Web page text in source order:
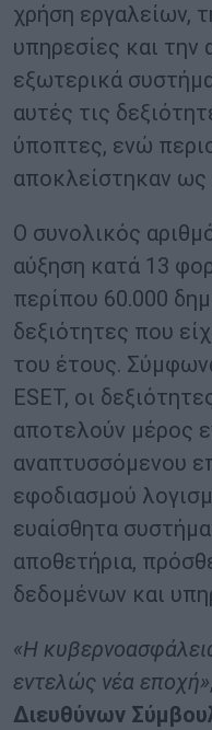
χρήση εργαλείων,
υπηρεσίες και
εξωτερικά
αυτές τις
ύποπτες, ενώ
αποκλείστηκαν
Ο συνολικός
αύξηση κατά 13
περίπου 60.000
δεξιότητες που
του έτους.
ESET, οι
αποτελούν μέρος
αναπτυσσόμενου
εφοδιασμού
ευαίσθητα
αποθετήρια,
δεδομένων και
«Η
εντελώς νέα εποχή»
Διευθύνων